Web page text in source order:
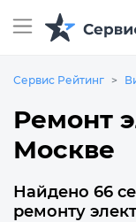
Сервис Рейтинг
Ремонт
Москве
Найдено 66
ремонту